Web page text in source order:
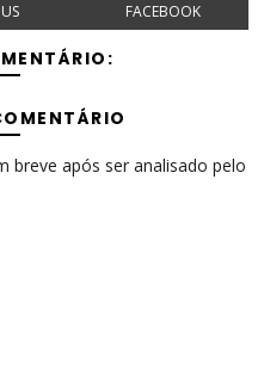
FACEBOOK
breve após ser analisado pelo